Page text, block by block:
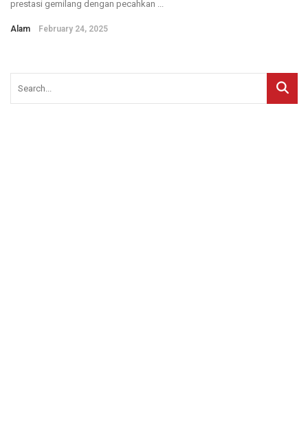
prestasi gemilang dengan pecahkan ...
Alam February 24, 2025